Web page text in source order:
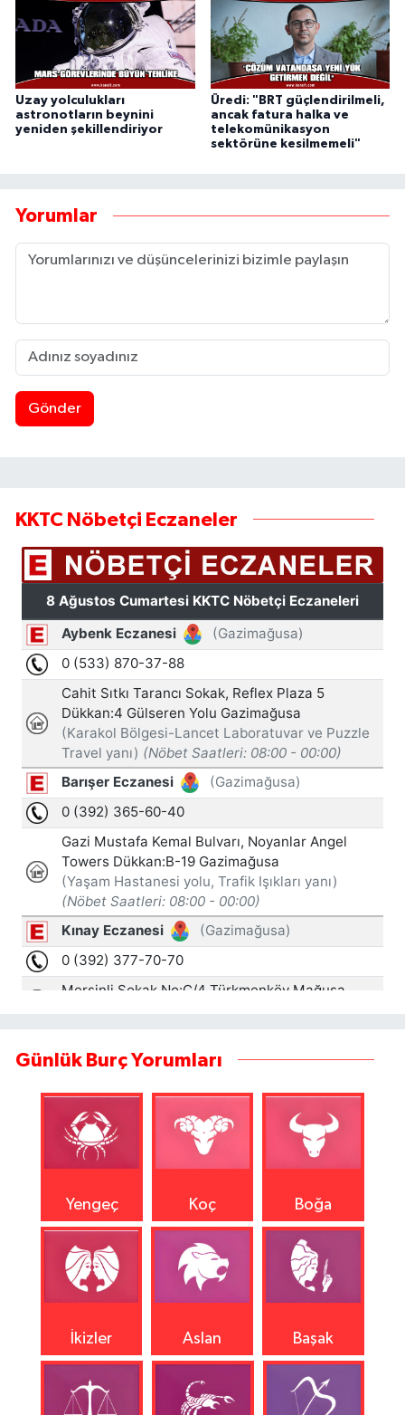
Uzay yolculukları
astronotların beynini
yeniden şekillendiriyor
Üredi: "BRT güçlendirilmeli,
ancak fatura halka ve
telekomünikasyon
sektörüne kesilmemeli"
Yorumlar
Gönder
KKTC Nöbetçi Eczaneler
Günlük Burç Yorumları
Yengeç Koç Boğa
İkizler Aslan Başak